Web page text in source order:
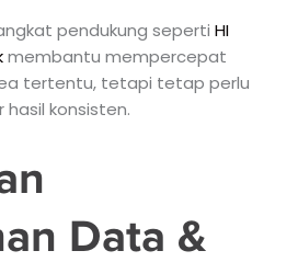
pendukung sepertiHI
membantu mempercepat
tertentu, tetapi tetap perlu
konsisten.
Data &